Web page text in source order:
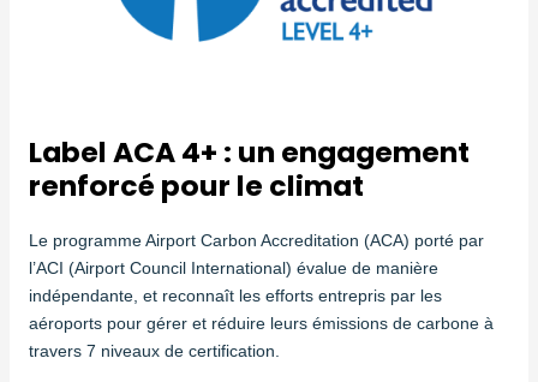
Label ACA 4+ : un engagement
renforcé pour le climat
Le programme Airport Carbon Accreditation (ACA) porté par
l’ACI (Airport Council International) évalue de manière
indépendante, et reconnaît les efforts entrepris par les
aéroports pour gérer et réduire leurs émissions de carbone à
travers 7 niveaux de certification.